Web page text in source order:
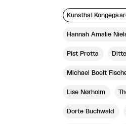
Kunsthal
Hannah Amalie
Pist Protta
Michael Boelt
Lise Nørholm
Dorte Buchwald